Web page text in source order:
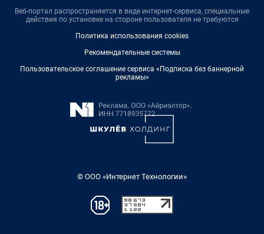
Веб-портал распространяется в виде интернет-сервиса, специальные
действия по установке на стороне пользователя не требуются
Политика использования cookies
Рекомендательные системы
Пользовательское соглашение сервиса «Подписка без баннерной
рекламы»
© ООО «Интернет Технологии»